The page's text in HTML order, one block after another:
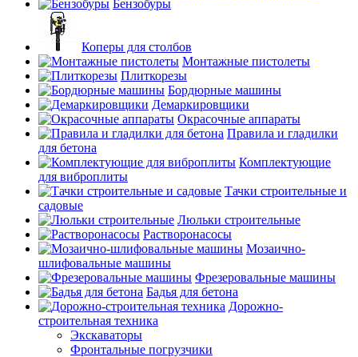
Бензобуры
Коперы для столбов
Монтажные пистолеты
Плиткорезы
Бордюрные машины
Демаркировщики
Окрасочные аппараты
Правила и гладилки
для бетона
Комплектующие
для виброплиты
Тачки строительные и
садовые
Люльки строительные
Растворонасосы
Мозаично-
шлифовальные машины
Фрезеровальные машины
Бадья для бетона
Дорожно-
строительная техника
Экскаваторы
Фронтальные погрузчики